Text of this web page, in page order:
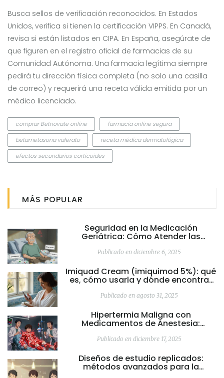
Busca sellos de verificación reconocidos. En Estados
Unidos, verifica si tienen la certificación VIPPS. En Canadá,
revisa si están listados en CIPA. En España, asegúrate de
que figuren en el registro oficial de farmacias de su
Comunidad Autónoma. Una farmacia legítima siempre
pedirá tu dirección física completa (no solo una casilla
de correo) y requerirá una receta válida emitida por un
médico licenciado.
comprar Betnovate online
farmacia online segura
betametasona valerato
receta médica dermatológica
efectos secundarios corticoides
MÁS POPULAR
Seguridad en la Medicación
Geriátrica: Cómo Atender las
Mayores
Publicado en diciembre 6, 2025
Imiquad Cream (imiquimod 5%): qué
es, cómo usarla y dónde encontrar
Publicado en agosto 31, 2025
Hipertermia Maligna con
Medicamentos de Anestesia:
Publicado en diciembre 17, 2025
Diseños de estudio replicados:
métodos avanzados para la